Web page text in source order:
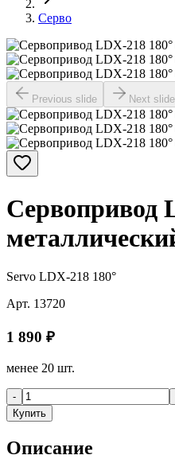
Серво
Previous slide Next slide
Сервопривод
Servo LDX-218 180°
Арт. 13720
1 890 ₽
менее 20 шт.
-
Купить
Описание